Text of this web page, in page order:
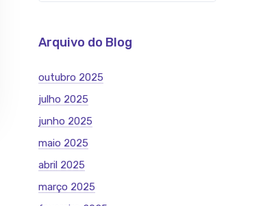
Arquivo do Blog
outubro 2025
julho 2025
junho 2025
maio 2025
abril 2025
março 2025